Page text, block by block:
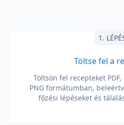
1.
Töltse fel a
Töltsön fel recepteket PDF,
PNG formátumban,
főzési lépéseket és